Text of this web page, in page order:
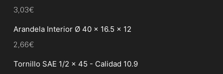
3,03€
Arandela Interior Ø 40 x 16.5 x 12
2,66€
Tornillo SAE 1/2 x 45 - Calidad 10.9